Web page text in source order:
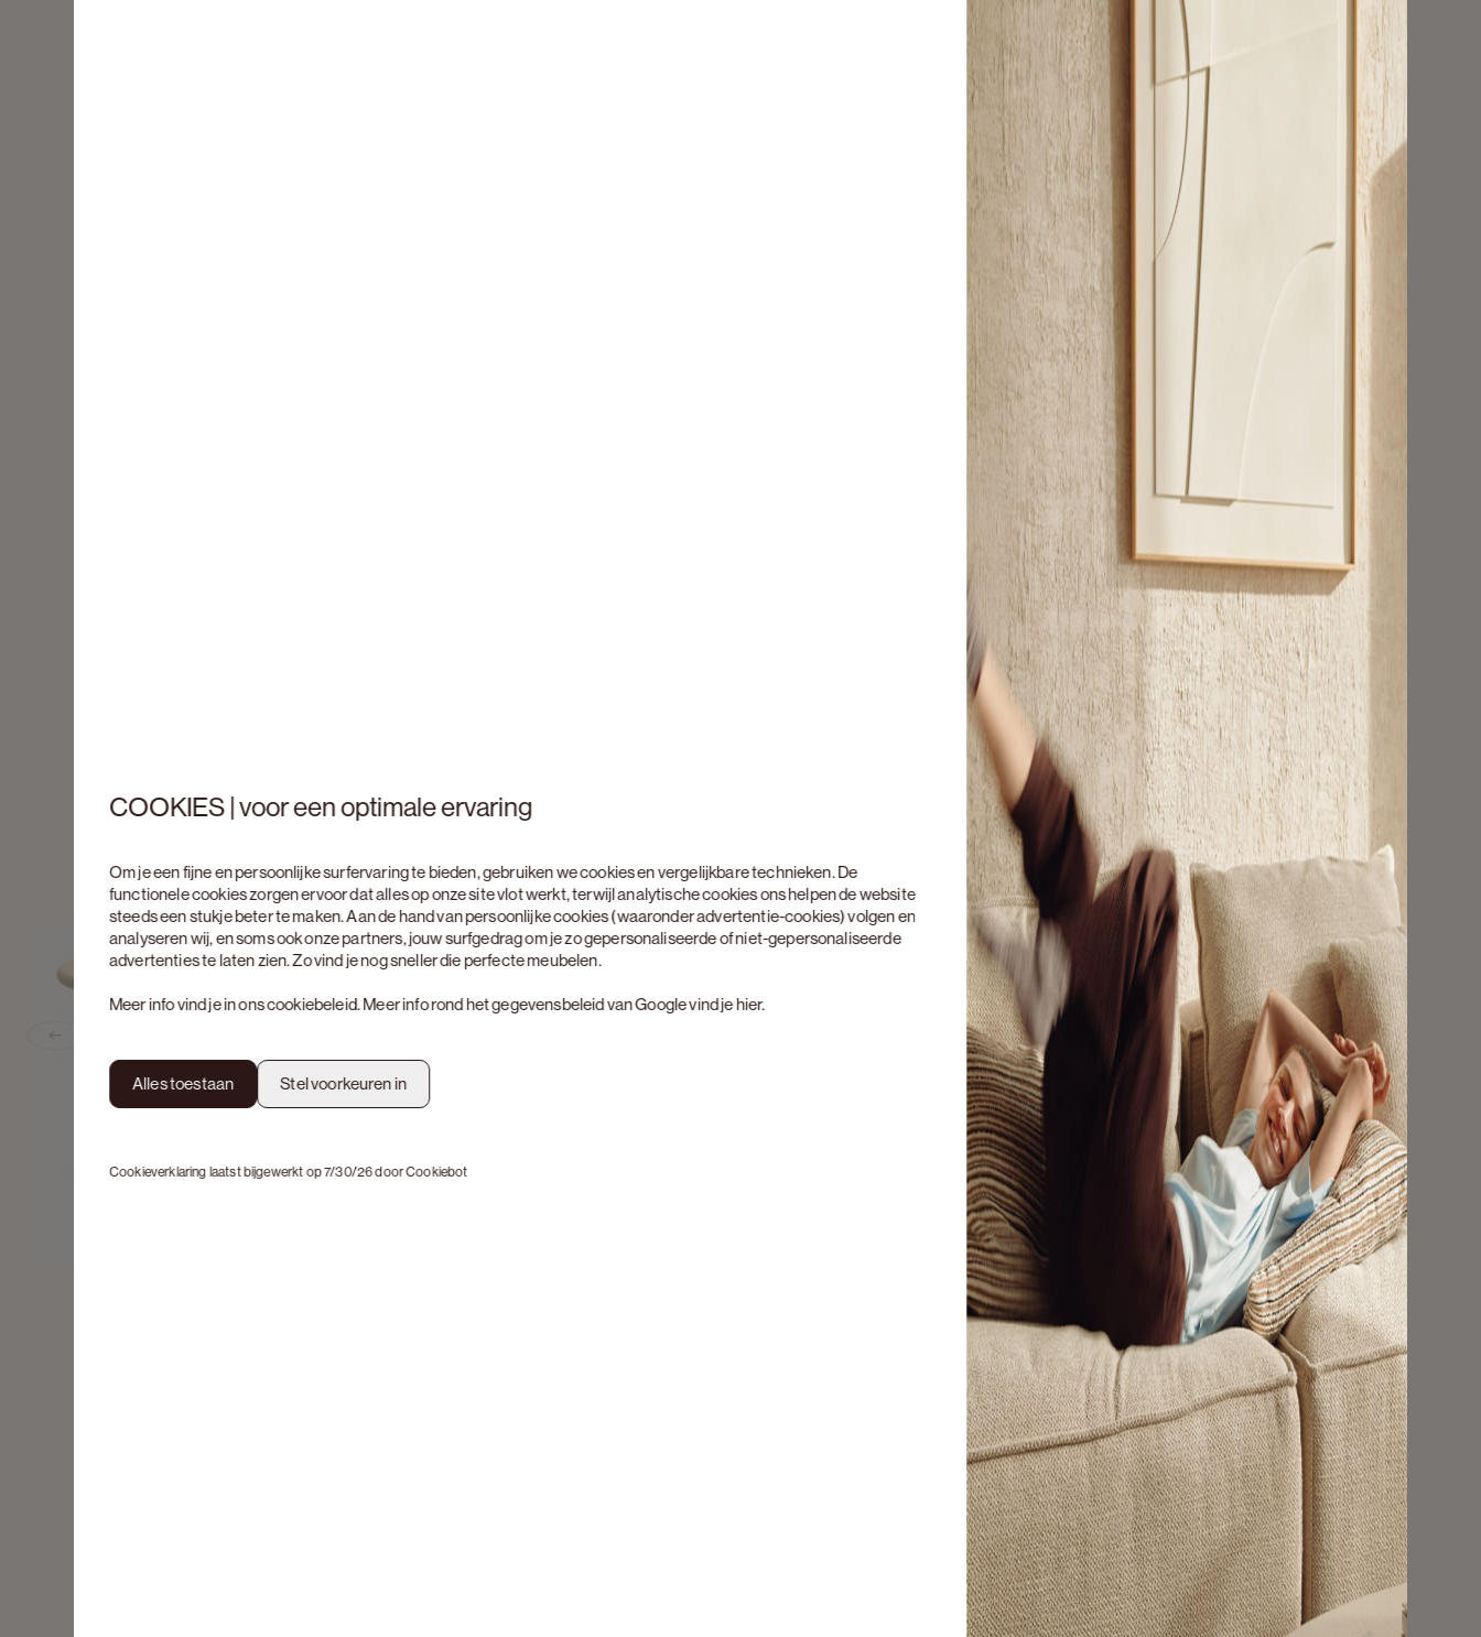
COOKIES | voor een optimale ervaring
Om je een fijne en persoonlijke surfervaring te bieden, gebruiken we cookies en vergelijkbare technieken. De
functionele cookies zorgen ervoor dat alles op onze site vlot werkt, terwijl analytische cookies ons helpen de website
steeds een stukje beter te maken. Aan de hand van persoonlijke cookies (waaronder advertentie-cookies) volgen en
analyseren wij, en soms ook onze partners, jouw surfgedrag om je zo gepersonaliseerde of niet-gepersonaliseerde
advertenties te laten zien. Zo vind je nog sneller die perfecte meubelen.
Meer info vind je in onscookiebeleid. Meer info rond het gegevensbeleid van Google vind jehier.
Alles toestaan Stel voorkeuren in
Cookieverklaring laatst bijgewerkt op 7/30/26 doorCookiebot